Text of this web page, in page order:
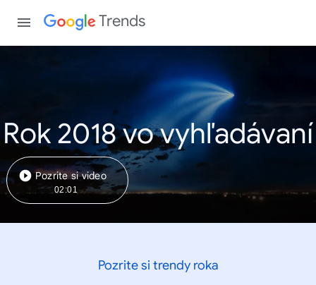
Trends
Rok 2018 vo vyhľadávaní
Pozrite si video
02:01
Pozrite si trendy roka